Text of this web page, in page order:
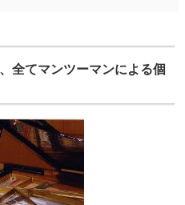
全てマンツーマンによる個